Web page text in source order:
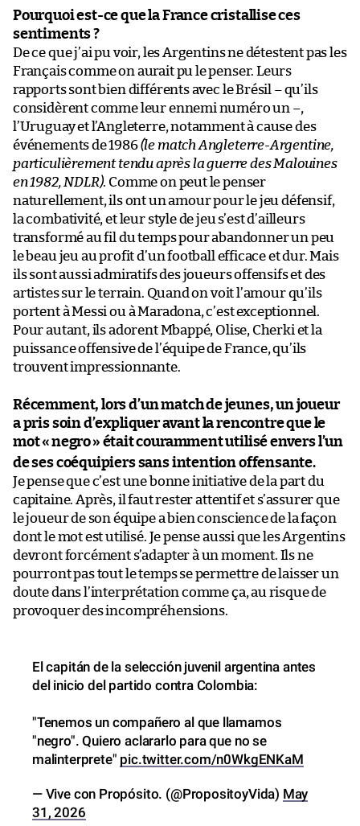
Pourquoi est-ce que la France cristallise ces
sentiments ?
De ce que j’ai pu voir, les Argentins ne détestent pas les
Français comme on aurait pu le penser. Leurs
rapports sont bien différents avec le Brésil – qu’ils
considèrent comme leur ennemi numéro un –,
l’Uruguay et l’Angleterre, notamment à cause des
événements de 1986(le match Angleterre-Argentine,
particulièrement tendu après la guerre des Malouines
en 1982, NDLR). Comme on peut le penser
naturellement, ils ont un amour pour le jeu défensif,
la combativité, et leur style de jeu s’est d’ailleurs
transformé au fil du temps pour abandonner un peu
le beau jeu au profit d’un football efficace et dur. Mais
ils sont aussi admiratifs des joueurs offensifs et des
artistes sur le terrain. Quand on voit l’amour qu’ils
portent à Messi ou à Maradona, c’est exceptionnel.
Pour autant, ils adorent Mbappé, Olise, Cherki et la
puissance offensive de l’équipe de France, qu’ils
trouvent impressionnante.
Récemment, lors d’un match de jeunes, un joueur
a pris soin d’expliquer avant la rencontre que le
mot «negro» était couramment utilisé envers l’un
de ses coéquipiers sans intention offensante.
Je pense que c’est une bonne initiative de la part du
capitaine. Après, il faut rester attentif et s’assurer que
le joueur de son équipe a bien conscience de la façon
dont le mot est utilisé. Je pense aussi que les Argentins
devront forcément s’adapter à un moment. Ils ne
pourront pas tout le temps se permettre de laisser un
doute dans l’interprétation comme ça, au risque de
provoquer des incompréhensions.
El capitán de la selección juvenil argentina antes
del inicio del partido contra Colombia:
"Tenemos un compañero al que llamamos
"negro". Quiero aclararlo para que no se
malinterprete" pic.twitter.com/n0WkgENKaM
— Vive con Propósito. (@PropositoyVida) May
31, 2026